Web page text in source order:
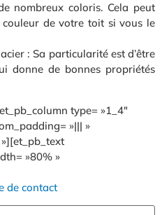
nombreux coloris. Cela peut
couleur de votre toit si vous le
: Sa particularité est d’être
donne de bonnes propriétés
type= »1_4″
»||| »
»80% »
de contact